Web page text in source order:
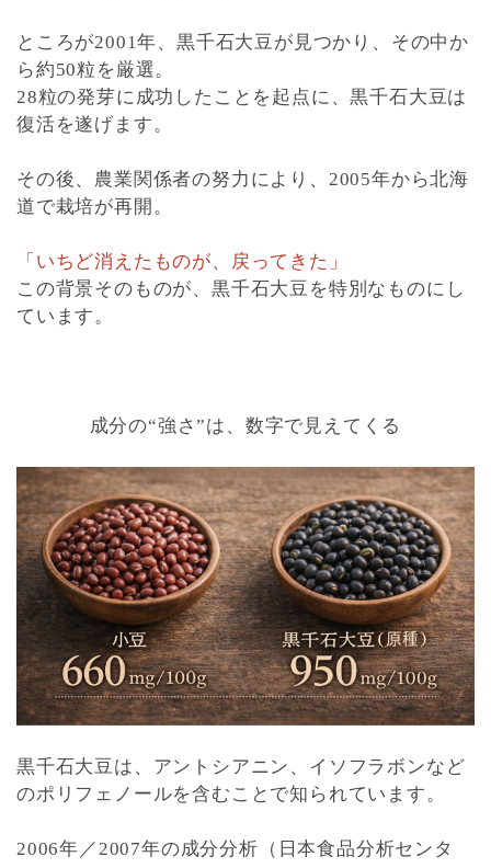
ところが2001年、黒千石大豆が見つかり、その中か
ら約50粒を厳選。
28粒の発芽に成功したことを起点に、黒千石大豆は
復活を遂げます。
その後、農業関係者の努力により、2005年から北海
道で栽培が再開。
「いちど消えたものが、戻ってきた」
この背景そのものが、黒千石大豆を特別なものにし
ています。
成分の“強さ”は、数字で見えてくる
黒千石大豆は、アントシアニン、イソフラボンなど
のポリフェノールを含むことで知られています。
2006年／2007年の成分分析（日本食品分析センタ